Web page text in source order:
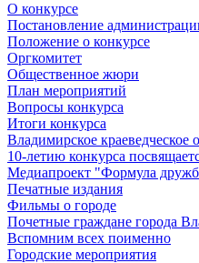
О конкурсе
Постановление
Положение о конкурсе
Оргкомитет
Общественное жюри
План мероприятий
Вопросы конкурса
Итоги конкурса
Владимирское краеведческое
10-летию конкурса
Медиапроект "Формула
Печатные издания
Фильмы о городе
Почетные граждане города
Вспомним всех поименно
Городские мероприятия